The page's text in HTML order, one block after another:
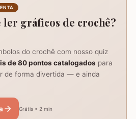
da bolsa, ele funciona como um
na hora de carregar seu…
ler gráficos de crochê?
do crochê com nosso quiz
de 80 pontos catalogados para
de forma divertida — e ainda
Grátis • 2 min